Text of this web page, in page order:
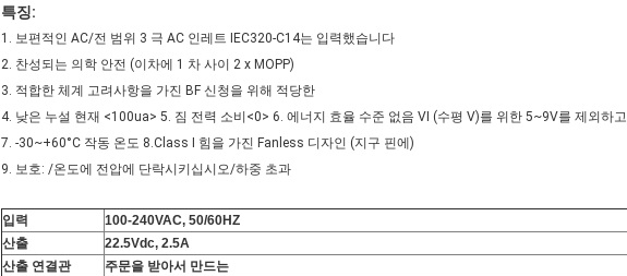
특징:
1. 보편적인 AC/전 범위 3 극 AC 인레트 IEC320-C14는 입력했습니다
2. 찬성되는 의학 안전 (이차에 1 차 사이 2 x MOPP)
3. 적합한 체계 고려사항을 가진 BF 신청을 위해 적당한
4. 낮은 누설 현재 <100ua> 5. 짐 전력 소비<0> 6. 에너지 효율 수준 없음 VI (수평 V)를 위한 5~9V를 제외하고
7. -30~+60°C 작동 온도 8.Class I 힘을 가진 Fanless 디자인 (지구 핀에)
9. 보호: /온도에 전압에 단락시키십시오/하중 초과
입력
100-240VAC, 50/60HZ
산출
22.5Vdc, 2.5A
산출 연결관
주문을 받아서 만드는